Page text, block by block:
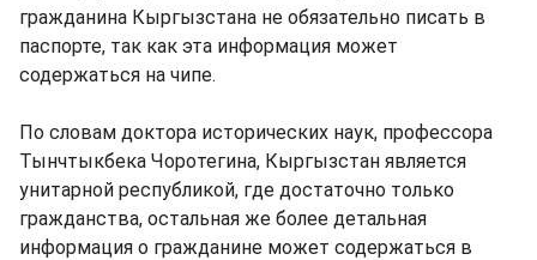
гражданина Кыргызстана не обязательно писать в
паспорте, так как эта информация может
содержаться на чипе.
По словам доктора исторических наук, профессора
Тынчтыкбека Чоротегина, Кыргызстан является
унитарной республикой, где достаточно только
гражданства, остальная же более детальная
информация о гражданине может содержаться в